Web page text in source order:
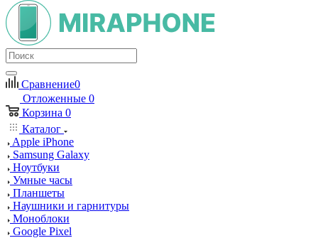
Сравнение0
Отложенные 0
Корзина 0
Каталог
Apple iPhone
Samsung Galaxy
Ноутбуки
Умные часы
Планшеты
Наушники и гарнитуры
Моноблоки
Google Pixel